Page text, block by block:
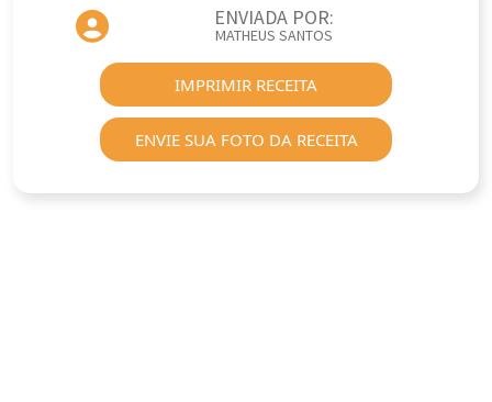
ENVIADA POR:
MATHEUS SANTOS
IMPRIMIR RECEITA
ENVIE SUA FOTO DA RECEITA